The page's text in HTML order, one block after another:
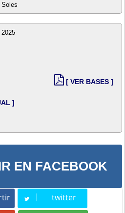
]
[ VER BASES ]
EN FACEBOOK
twitter
Tweet